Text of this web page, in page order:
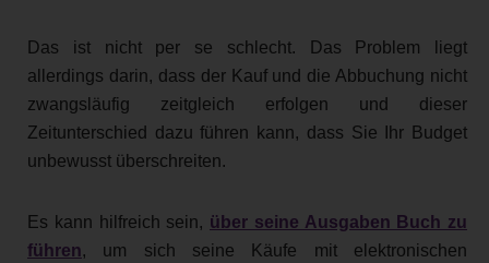
Das ist nicht per se schlecht. Das Problem liegt
allerdings darin, dass der Kauf und die Abbuchung nicht
zwangsläufig zeitgleich erfolgen und dieser
Zeitunterschied dazu führen kann, dass Sie Ihr Budget
unbewusst überschreiten.
Es kann hilfreich sein, über seine Ausgaben Buch zu
führen, um sich seine Käufe mit elektronischen